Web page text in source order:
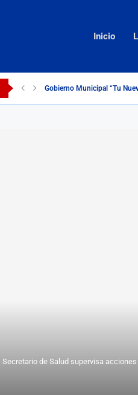
Inicio
Gobierno Municipal “Tu
Secretario de Salud supervisa